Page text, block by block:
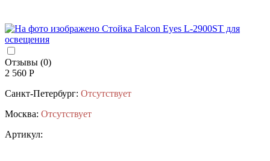
Отзывы (0)
2 560 Р
Санкт-Петербург: Отсутствует
Москва: Отсутствует
Артикул: